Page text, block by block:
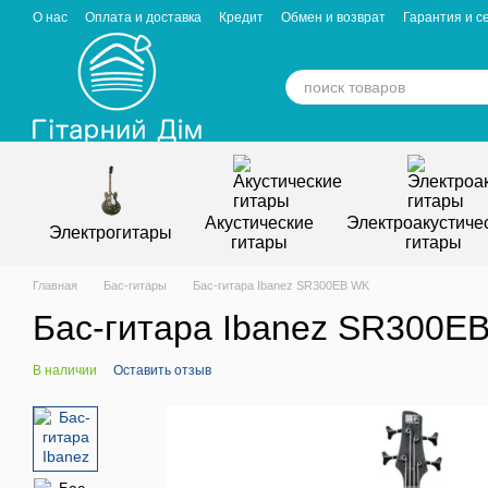
Перейти к основному контенту
О нас Оплата и доставка Кредит Обмен и возврат
Гарантия и
Отзывы о магазине
Электрогитары
Акустические
гитары
гитары
Главная Бас-гитары Бас-гитара Ibanez SR300EB WK
Бас-гитара Ibanez
В наличии Оставить отзыв